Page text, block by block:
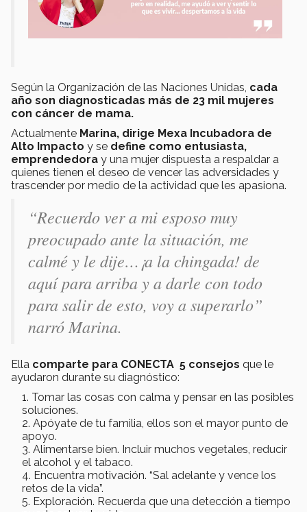
Según la Organización de las Naciones Unidas, cada
año son diagnosticadas más de 23 mil mujeres
con cáncer de mama.
Actualmente Marina, dirige Mexa Incubadora de
Alto Impacto y se define como entusiasta,
emprendedora y una mujer dispuesta a respaldar a
quienes tienen el deseo de vencer las adversidades y
trascender por medio de la actividad que les apasiona.
“Recuerdo ver a mi esposo muy
preocupado ante la situación, me
calmé y le dije…¡a la chingada! de
aquí para arriba y a darle con todo
para salir de esto, voy a superarlo”
narró Marina.
Ella comparte para CONECTA 5 consejos que le
ayudaron durante su diagnóstico:
Tomar las cosas con calma y pensar en las posibles
soluciones.
Apóyate de tu familia, ellos son el mayor punto de
apoyo.
Alimentarse bien. Incluir muchos vegetales, reducir
el alcohol y el tabaco.
Encuentra motivación. “Sal adelante y vence los
retos de la vida”.
Exploración. Recuerda que una detección a tiempo